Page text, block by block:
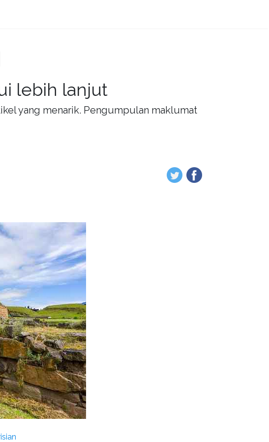
lebih lanjut
yang menarik. Pengumpulan maklumat